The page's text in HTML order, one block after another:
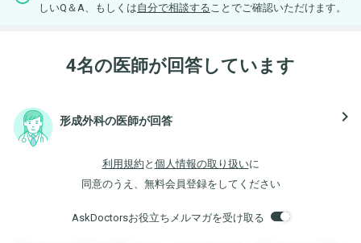
しいQ＆A、もしくは自分で相談する ことでご確認いただけます。
4名の医師が回答しています
形成外科の医師が回答 navigate_next
利用規約 と 個人情報の取り扱いに
同意のうえ、無料会員登録をしてください
AskDoctorsお役立ちメルマガを受け取る